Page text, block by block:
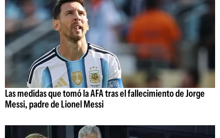
Las medidas que tomó la AFA tras el fallecimiento de Jorge
Messi, padre de Lionel Messi